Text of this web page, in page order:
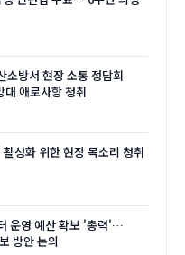
소방서 현장 소통 정담회
애로사항 청취
성화 위한 현장 목소리 청취
운영 예산 확보 '총력'…
방안 논의